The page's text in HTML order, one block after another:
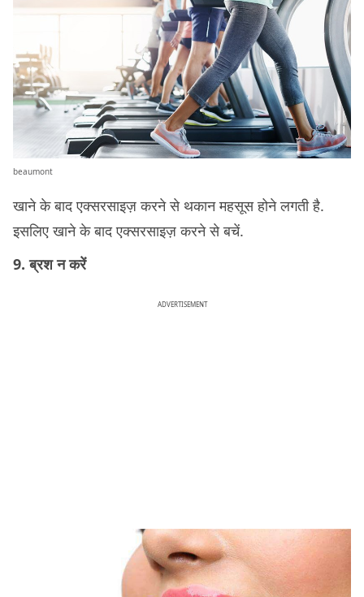
beaumont
खाने के बाद एक्सरसाइज़ करने से थकान महसूस होने लगती है.
इसलिए खाने के बाद एक्सरसाइज़ करने से बचें.
9. ब्रश न करें
ADVERTISEMENT